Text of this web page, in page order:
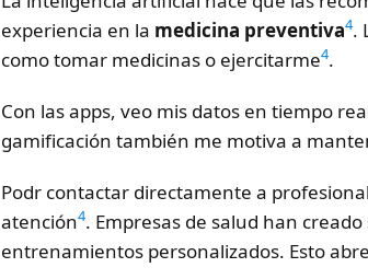
experiencia en la medicina preventiva4.
como tomar medicinas o ejercitarme4.
Con las apps, veo mis datos en tiempo
gamificación también me motiva a
Podr contactar directamente a
atención4. Empresas de salud han
entrenamientos personalizados. Esto